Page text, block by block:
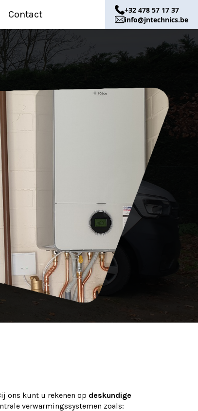
Contact
+32 478 57 17 37
info@jntechnics.be
ons kunt u rekenen op deskundige
verwarmingssystemen zoals: